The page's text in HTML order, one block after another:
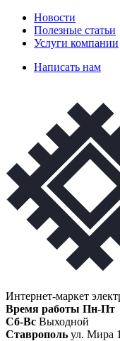
Новости
Полезные статьи
Услуги компании
Написать нам
Интернет-маркет
Время работы Пн-Пт
Сб-Вс Выходной
Ставрополь ул. Мира